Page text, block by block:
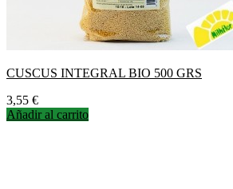
CUSCUS INTEGRAL BIO 500 GRS
Precio
3,55 €
Añadir al carrito